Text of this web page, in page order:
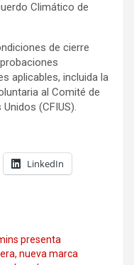
Climático de
de cierre
aplicables, incluida la
al Comité de
(CFIUS).
LinkedIn
presenta
nueva marca